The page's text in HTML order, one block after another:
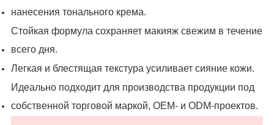
нанесения тонального крема.
Стойкая формула сохраняет макияж свежим в течение
всего дня.
Легкая и блестящая текстура усиливает сияние кожи.
Идеально подходит для производства продукции под
собственной торговой маркой, OEM- и ODM-проектов.